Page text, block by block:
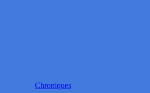
Chroniques